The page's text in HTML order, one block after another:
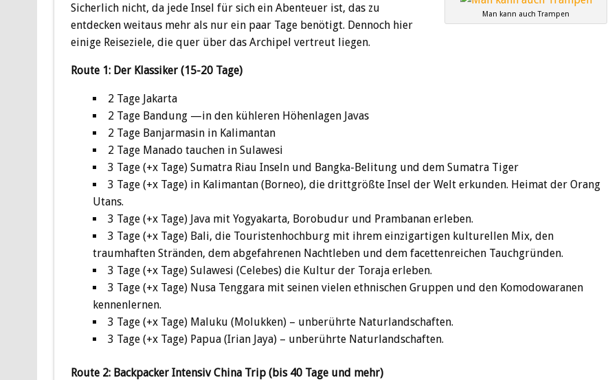
Man kann auch Trampen
Sicherlich nicht, da jede Insel für sich ein Abenteuer ist, das zu
entdecken weitaus mehr als nur ein paar Tage benötigt. Dennoch hier
einige Reiseziele, die quer über das Archipel vertreut liegen.
Route 1: Der Klassiker (15-20 Tage)
2 Tage Jakarta
2 Tage Bandung —in den kühleren Höhenlagen Javas
2 Tage Banjarmasin in Kalimantan
2 Tage Manado tauchen in Sulawesi
3 Tage (+x Tage) Sumatra Riau Inseln und Bangka-Belitung und dem Sumatra Tiger
3 Tage (+x Tage) in Kalimantan (Borneo), die drittgrößte Insel der Welt erkunden. Heimat der Orang
Utans.
3 Tage (+x Tage) Java mit Yogyakarta, Borobudur und Prambanan erleben.
3 Tage (+x Tage) Bali, die Touristenhochburg mit ihrem einzigartigen kulturellen Mix, den
traumhaften Stränden, dem abgefahrenen Nachtleben und dem facettenreichen Tauchgründen.
3 Tage (+x Tage) Sulawesi (Celebes) die Kultur der Toraja erleben.
3 Tage (+x Tage) Nusa Tenggara mit seinen vielen ethnischen Gruppen und den Komodowaranen
kennenlernen.
3 Tage (+x Tage) Maluku (Molukken) – unberührte Naturlandschaften.
3 Tage (+x Tage) Papua (Irian Jaya) – unberührte Naturlandschaften.
Route 2: Backpacker Intensiv China Trip (bis 40 Tage und mehr)